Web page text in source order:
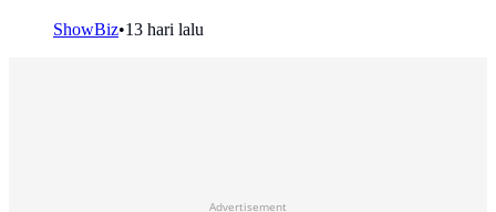
ShowBiz•13 hari lalu
Advertisement